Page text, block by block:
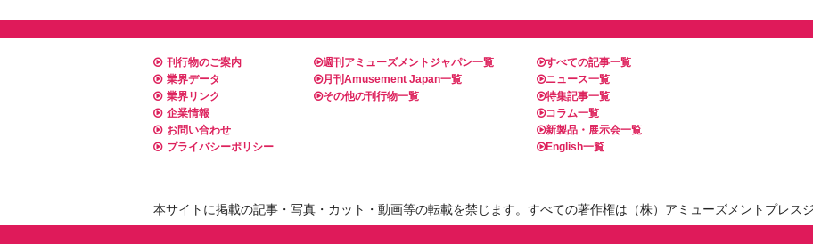
刊行物のご案内
業界データ
業界リンク
企業情報
お問い合わせ
プライバシーポリシー
週刊アミューズメントジャパン一覧
月刊Amusement Japan一覧
その他の刊行物一覧
すべての記事一覧
ニュース一覧
特集記事一覧
コラム一覧
新製品・展示会一覧
English一覧
本サイトに掲載の記事・写真・カット・動画等の転載を禁じます。すべての著作権は（株）アミューズメントプレス